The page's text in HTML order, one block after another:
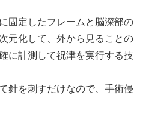
固定したフレームと脳深部の
元化して、外から見ることの
に計測して祝津を実行する技
針を刺すだけなので、手術侵